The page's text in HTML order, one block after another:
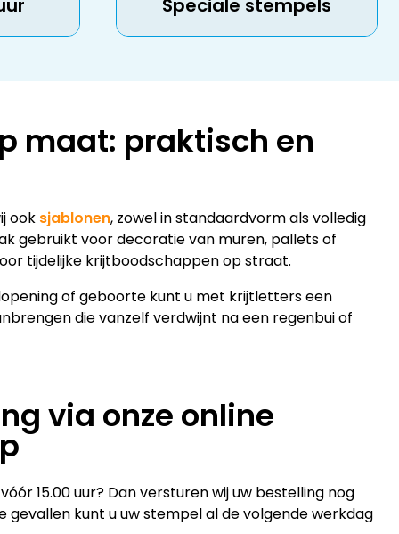
Speciale stempels
maat: praktisch en
ook sjablonen, zowel in standaardvorm als volledig
gebruikt voor decoratie van muren, pallets of
tijdelijke krijtboodschappen op straat.
of geboorte kunt u met krijtletters een
die vanzelf verdwijnt na een regenbui of
via onze online
15.00 uur? Dan versturen wij uw bestelling nog
gevallen kunt u uw stempel al de volgende werkdag